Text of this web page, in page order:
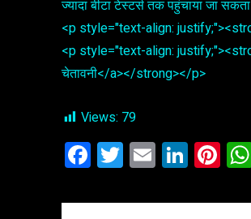
ज्यादा बीटा टेस्टर्स तक पहुंचाया जा
<p style="text-align:
<p style="text-align:
चेतावनी</a></strong></p>
Views: 79
F
a
ce
T
wi
tt
E
m
ail
Li
n
ke
Pi
nt
er